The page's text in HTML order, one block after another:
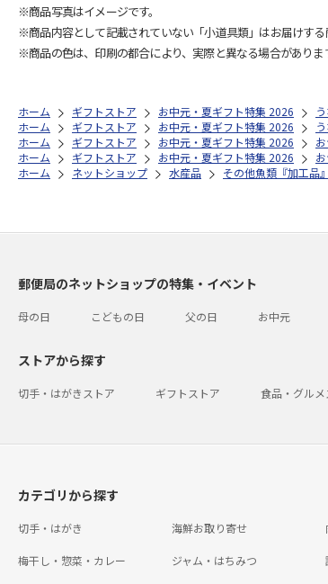
※商品写真はイメージです。
※商品内容として記載されていない「小道具類」はお届けする
※商品の色は、印刷の都合により、実際と異なる場合がありま
ホーム ギフトストア お中元・夏ギフト特集 2026
ホーム
ギフトストア お中元・夏ギフト特集 2026
ホーム
ギフトストア お中元・夏ギフト特集 2026
ホーム
ギフトストア お中元・夏ギフト特集 2026
ホーム
ネットショップ 水産品 その他魚類『加工品』
郵便局のネットショップの特集・イベント
母の日 こどもの日 父の日 お中元
ストアから探す
切手・はがきストア ギフトストア 食品・グルメ
カテゴリから探す
切手・はがき 海鮮お取り寄せ
梅干し・惣菜・カレー ジャム・はちみつ